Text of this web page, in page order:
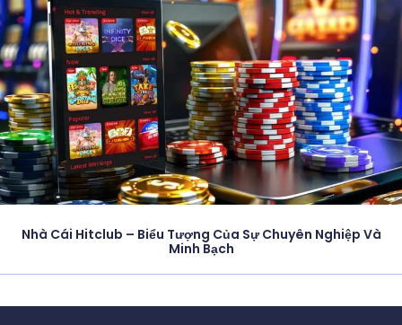
Nhà Cái Hitclub – Biểu Tượng Của Sự Chuyên Nghiệp Và
Minh Bạch